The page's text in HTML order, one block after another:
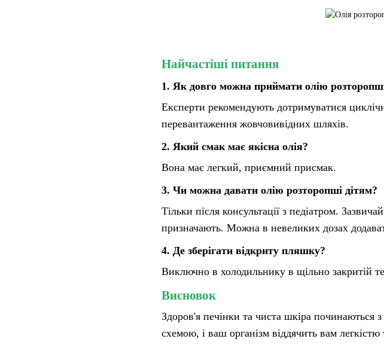
Найчастіші питання
1. Як довго можна приймати олію
Експерти рекомендують дотримуватися
перевантаження жовчовивідних шляхів.
2. Який смак має якісна олія?
Вона має легкий, приємний присмак.
3. Чи можна давати олію розторопші дітям?
Тільки після консультації з педіатром.
призначають. Можна в невеликих дозах
4. Де зберігати відкриту пляшку?
Виключно в холодильнику в щільно закритій
Висновок
Здоров'я печінки та чиста шкіра починаються
схемою, і ваш організм віддячить вам легкістю